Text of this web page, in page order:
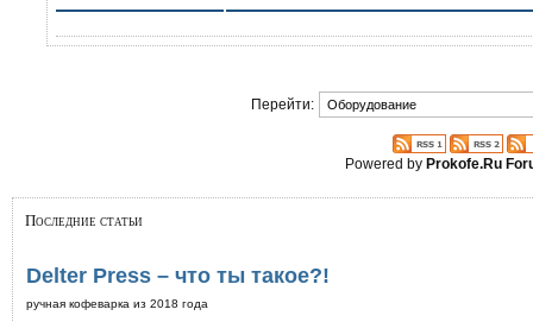
Перейти:
Powered byProkofe.Ru
Последние статьи
Delter Press – что ты такое?!
ручная кофеварка из 2018 года